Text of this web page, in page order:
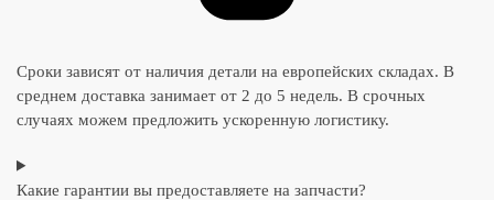
Сроки зависят от наличия детали на европейских складах. В
среднем доставка занимает от 2 до 5 недель. В срочных
случаях можем предложить ускоренную логистику.
Какие гарантии вы предоставляете на запчасти?